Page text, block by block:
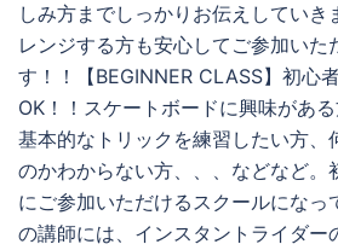
しみ方までしっかりお伝えしていき
レンジする方も安心してご参加いた
す！！【BEGINNER CLASS】初心
OK！！スケートボードに興味がある
基本的なトリックを練習したい方、
のかわからない方、、、などなど。
にご参加いただけるスクールになっ
の講師には、インスタントライダー